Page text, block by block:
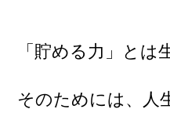
「貯める力」とは
そのためには、人